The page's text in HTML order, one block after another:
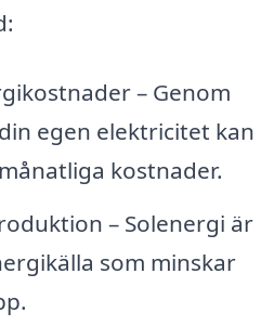
– Genom
egen elektricitet kan
kostnader.
– Solenergi är
som minskar